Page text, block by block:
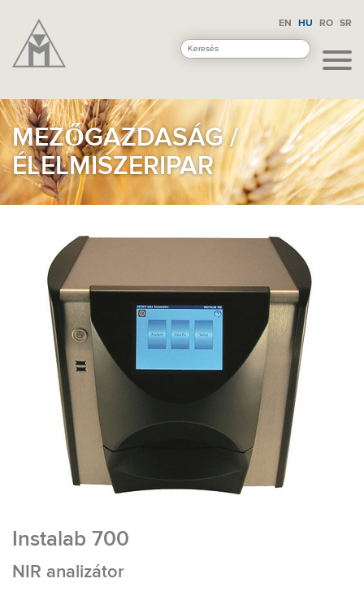
EN HU RO SR
MEZŐGAZDASÁG /
ÉLELMISZERIPAR
Instalab 700
NIR analizátor